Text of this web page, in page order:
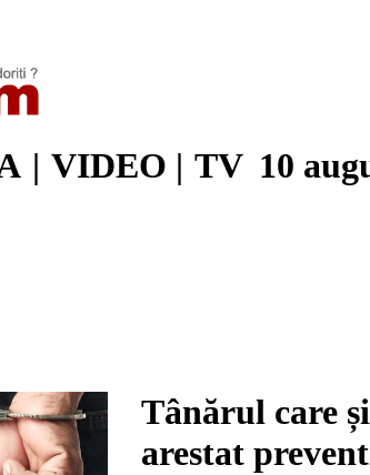
| VIDEO | TV 10
Tânărul care
arestat